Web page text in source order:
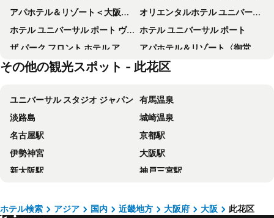
アパホテル＆リゾート＜大阪梅田駅タワー＞
オリエンタルホテル ユニバーサル・シティ
ホテル ユニバーサル ポート ヴィータ
ホテル ユニバーサル ポート
ザ パーク フロント ホテル アット ユニバーサル・スタジオ・ジャパン
アパホテル＆リゾート〈御堂筋本町駅タワー〉
アートホテル大阪ベイタワー
ラ・ジェント・ホテル大阪ベイ
クインテッサホテル大阪ベイ
天然温泉ホテルリブマックス PREMIUM 梅田 EAST
ホテル関西
ホテルプラザ神戸
大阪アカデミア
OMO7 大阪 by 星野リゾート
ホテルマイステイズ新大阪コンファレンスセンター
Rihga Royal Hotel Osaka
アパホテル〈新大阪駅タワー〉
ザ シンギュラリホテル & スカイスパ アット ユニバーサル・スタジオ・ジャパン™
ヴィアイン新大阪ウエスト
ホテル京阪 京橋 グランデ
その他の観光スポット - 此花区
ユニバーサル スタジオ ジャパン 有馬温泉
淡路島
城崎温泉
名古屋駅
京都駅
伊勢神宮
大阪駅
新大阪駅
神戸三宮駅
京セラドーム大阪
伊勢志摩
ホテル検索 アジア 国内 近畿地方 大阪府 大阪 此花区